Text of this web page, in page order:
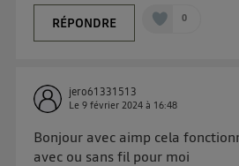
RÉPONDRE 0
jero61331513
Le9 février 2024 à 16:48
Bonjour avec aimp cela
avec ou sans fil pour moi